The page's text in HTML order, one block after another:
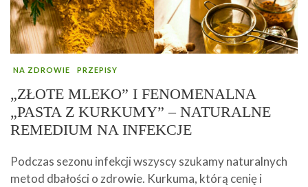
NA ZDROWIE PRZEPISY
„ZŁOTE MLEKO” I FENOMENALNA
„PASTA Z KURKUMY” – NATURALNE
REMEDIUM NA INFEKCJE
Podczas sezonu infekcji wszyscy szukamy naturalnych
metod dbałości o zdrowie. Kurkuma, którą cenię i